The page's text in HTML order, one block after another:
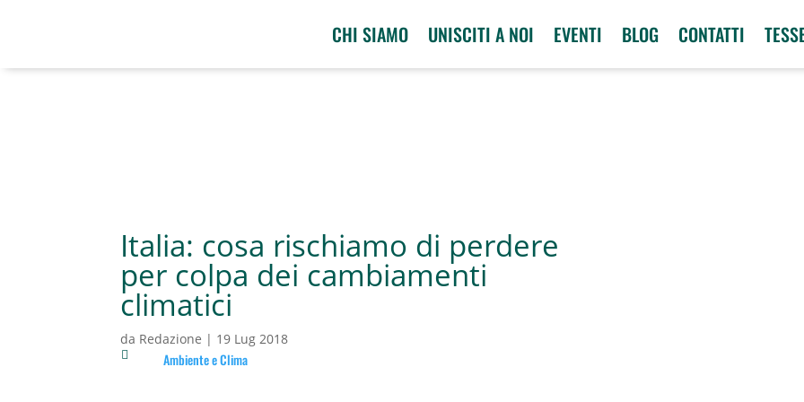
CHI SIAMO UNISCITI A NOI EVENTI BLOG CONTATTI
Italia: cosa rischiamo di perdere
per colpa dei cambiamenti
climatici
da Redazione | 19 Lug 2018
 Ambiente e Clima